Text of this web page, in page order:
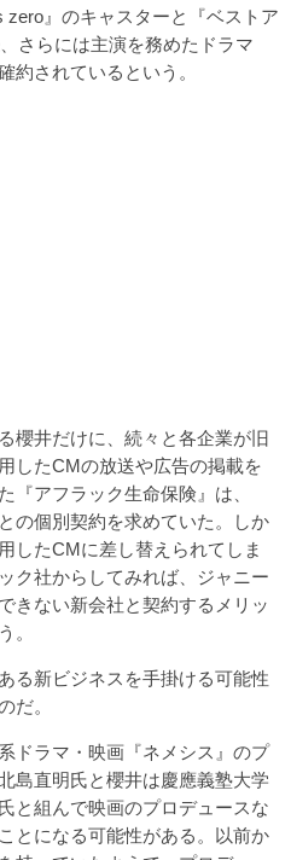
』のキャスターと『ベストア
さらには主演を務めたドラマ
約されているという。
櫻井だけに、続々と各企業が旧
したCMの放送や広告の掲載を
『アフラック生命保険』は、
の個別契約を求めていた。しか
したCMに差し替えられてしま
ク社からしてみれば、ジャニー
きない新会社と契約するメリッ
。
る新ビジネスを手掛ける可能性
だ。
ドラマ・映画『ネメシス』のプ
島直明氏と櫻井は慶應義塾大学
と組んで映画のプロデュースな
とになる可能性がある。以前か